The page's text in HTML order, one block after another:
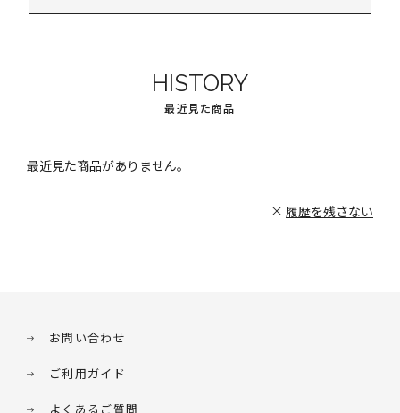
HISTORY
最近見た商品
最近見た商品がありません。
履歴を残さない
お問い合わせ
ご利用ガイド
よくあるご質問